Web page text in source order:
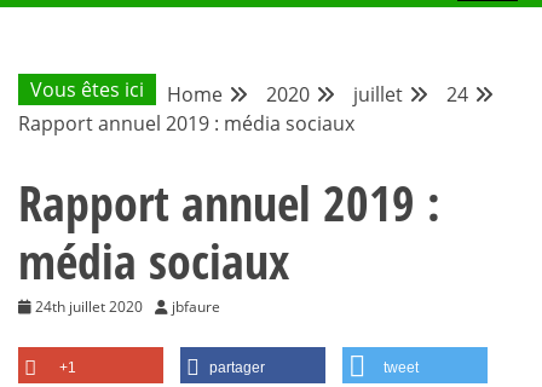
COMMUNAUTÉ
FRANCOPHONE
Vous êtes ici Home 2020 juillet
24
Rapport annuel 2019 : média sociaux
Rapport annuel 2019 :
média sociaux
24th juillet 2020 jbfaure
+1 partager tweet